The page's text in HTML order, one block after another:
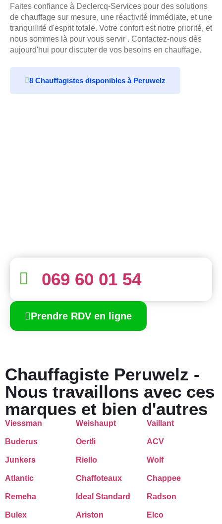
Faites confiance à Declercq-Services pour des solutions
de chauffage sur mesure, une réactivité immédiate, et une
tranquillité d'esprit totale. Votre confort est notre priorité, et
nous sommes là pour vous servir . Contactez-nous dès
aujourd'hui pour discuter de vos besoins en chauffage.
8 Chauffagistes disponibles à Peruwelz
Prendre RDV en ligne
069 60 01 54
Chauffagiste Peruwelz -
Nous travaillons avec ces
marques et bien d'autres
Viessman
Buderus
Junkers
Atlantic
Remeha
Bulex
Weishaupt
Oertli
Riello
Chaffoteaux
Ideal Standard
Ariston
Vaillant
ACV
Wolf
Chappee
Radson
Elco